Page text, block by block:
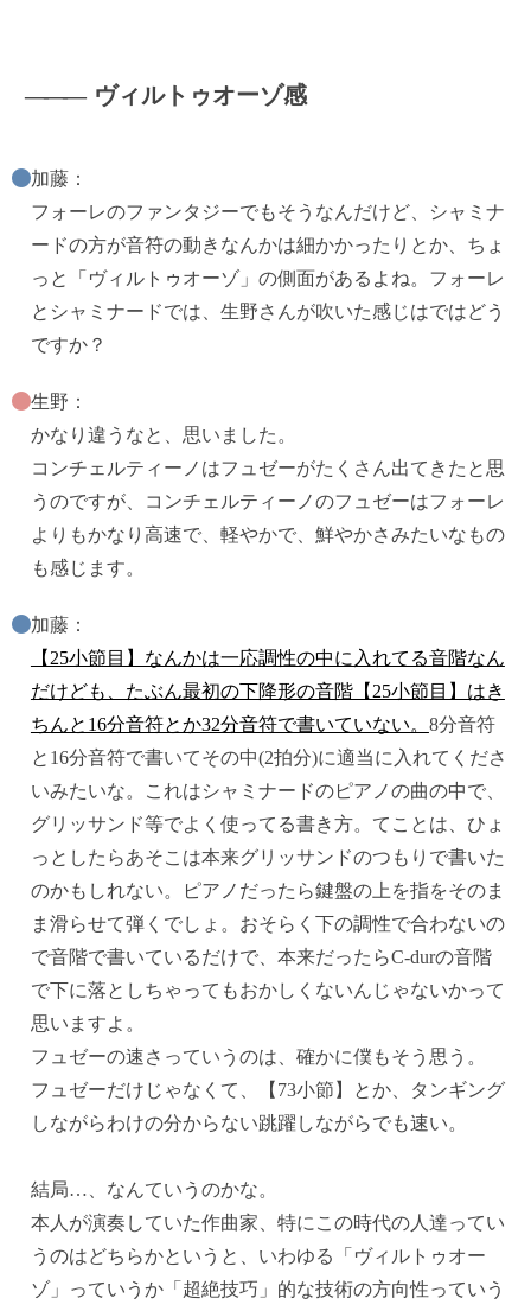
――― ヴィルトゥオーゾ感
加藤：
フォーレのファンタジーでもそうなんだけど、シャミナ
ードの方が音符の動きなんかは細かかったりとか、ちょ
っと「ヴィルトゥオーゾ」の側面があるよね。フォーレ
とシャミナードでは、生野さんが吹いた感じはではどう
ですか？
生野：
かなり違うなと、思いました。
コンチェルティーノはフュゼーがたくさん出てきたと思
うのですが、コンチェルティーノのフュゼーはフォーレ
よりもかなり高速で、軽やかで、鮮やかさみたいなもの
も感じます。
加藤：
【25小節目】なんかは一応調性の中に入れてる音階なん
だけども、たぶん最初の下降形の音階【25小節目】はき
ちんと16分音符とか32分音符で書いていない。 8分音符
と16分音符で書いてその中(2拍分)に適当に入れてくださ
いみたいな。これはシャミナードのピアノの曲の中で、
グリッサンド等でよく使ってる書き方。てことは、ひょ
っとしたらあそこは本来グリッサンドのつもりで書いた
のかもしれない。ピアノだったら鍵盤の上を指をそのま
ま滑らせて弾くでしょ。おそらく下の調性で合わないの
で音階で書いているだけで、本来だったらC-durの音階
で下に落としちゃってもおかしくないんじゃないかって
思いますよ。
フュゼーの速さっていうのは、確かに僕もそう思う。
フュゼーだけじゃなくて、【73小節】とか、タンギング
しながらわけの分からない跳躍しながらでも速い。
結局…、なんていうのかな。
本人が演奏していた作曲家、特にこの時代の人達ってい
うのはどちらかというと、いわゆる「ヴィルトゥオー
ゾ」っていうか「超絶技巧」的な技術の方向性っていう